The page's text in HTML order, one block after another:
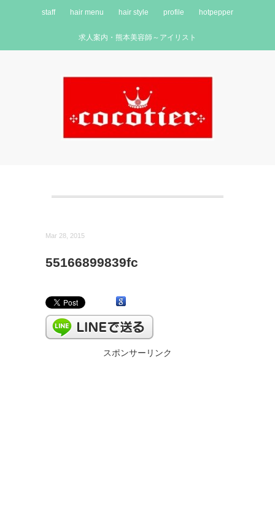
staff hair menu hair style profile hotpepper
求人案内・熊本美容師～アイリスト
Mar 28, 2015
55166899839fc
スポンサーリンク